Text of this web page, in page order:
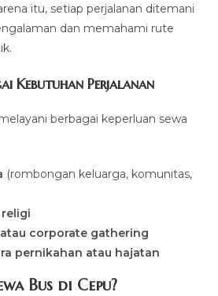
itu, setiap perjalanan ditemani
dan memahami rute
Kebutuhan Perjalanan
berbagai keperluan sewa
(rombongan keluarga, komunitas,
corporate gathering
pernikahan atau hajatan
Bus di Cepu?